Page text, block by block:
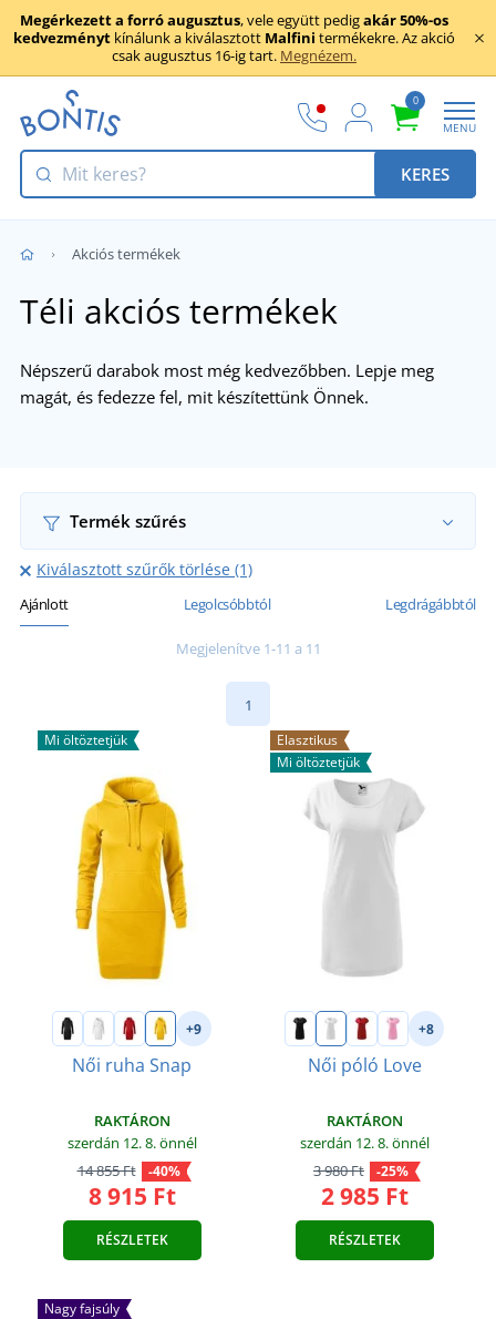
Megérkezett a forró augusztus, vele együtt pedigakár 50%-os
kedvezményt kínálunk a kiválasztott Malfini termékekre. Az akció
csak augusztus 16-ig tart. Megnézem.
0
MENU
KERES
Akciós termékek
Téli akciós termékek
Népszerű darabok most még kedvezőbben. Lepje meg
magát, és fedezze fel, mit készítettünk Önnek.
Termék szűrés
Kiválasztott szűrők törlése (1)
Ajánlott Legolcsóbbtól Legdrágábbtól
Megjelenítve 1-11 a 11
1
Mi öltöztetjük
+9
Női ruha Snap
RAKTÁRON
szerdán 12. 8.önnél
14 855 Ft
-40%
8 915 Ft
RÉSZLETEK
Elasztikus
Mi öltöztetjük
+8
Női póló Love
RAKTÁRON
szerdán 12. 8.önnél
3 980 Ft
-25%
2 985 Ft
RÉSZLETEK
Nagy fajsúly